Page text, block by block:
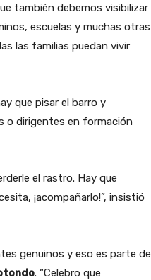
también debemos visibilizar
escuelas y muchas otras
las familias puedan vivir
que pisar el barro y
o dirigentes en formación
el rastro. Hay que
¡acompañarlo!”, insistió
genuinos y eso es parte de
. “Celebro que